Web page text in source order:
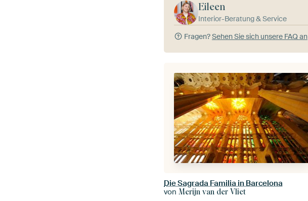
Eileen
Interior-Beratung & Service
Fragen?Sehen Sie sich unsere FAQ an
Die Sagrada Familia in Barcelona
vonMerijn van der Vliet